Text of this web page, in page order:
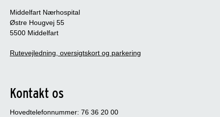
Middelfart Nærhospital
Østre Hougvej 55
5500 Middelfart
Rutevejledning, oversigtskort og parkering
Kontakt os
Hovedtelefonnummer: 76 36 20 00